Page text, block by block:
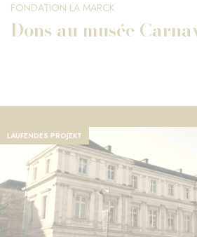
FONDATION LA MARCK
Dons au musée
LAUFENDES PROJEKT